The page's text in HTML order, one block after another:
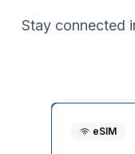
Stay connected
eSIM